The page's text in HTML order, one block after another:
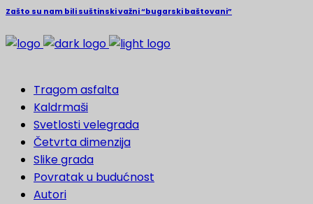
Zašto su nam bili suštinski važni “bugarski baštovani”
Tragom asfalta
Kaldrmaši
Svetlosti velegrada
Četvrta dimenzija
Slike grada
Povratak u budućnost
Autori